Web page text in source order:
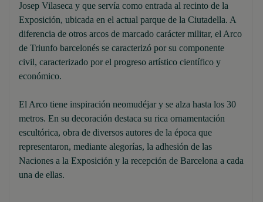
Josep Vilaseca y que servía como entrada al recinto de la
Exposición, ubicada en el actual parque de la Ciutadella. A
diferencia de otros arcos de marcado carácter militar, el Arco
de Triunfo barcelonés se caracterizó por su componente
civil, caracterizado por el progreso artístico científico y
económico.
El Arco tiene inspiración neomudéjar y se alza hasta los 30
metros. En su decoración destaca su rica ornamentación
escultórica, obra de diversos autores de la época que
representaron, mediante alegorías, la adhesión de las
Naciones a la Exposición y la recepción de Barcelona a cada
una de ellas.